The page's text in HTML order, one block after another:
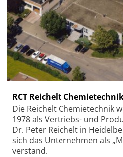
RCT Reichelt
Die Reichelt Chemietechnik
1978 als Vertriebs- und
Dr. Peter Reichelt in
sich das Unternehmen als
verstand.